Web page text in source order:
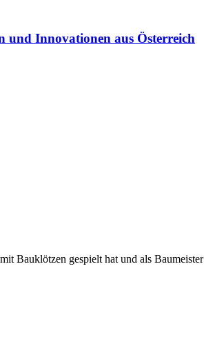
und Innovationen aus Österreich
Bauklötzen gespielt hat und als